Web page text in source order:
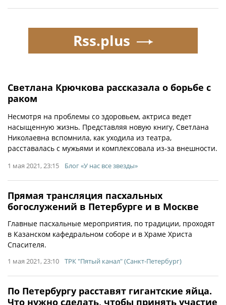
Светлана Крючкова рассказала о борьбе с
раком
Несмотря на проблемы со здоровьем, актриса ведет
насыщенную жизнь. Представляя новую книгу, Светлана
Николаевна вспомнила, как уходила из театра,
расставалась с мужьями и комплексовала из-за внешности.
1 мая 2021, 23:15 Блог «У нас все звезды»
Прямая трансляция пасхальных
богослужений в Петербурге и в Москве
Главные пасхальные мероприятия, по традиции, проходят
в Казанском кафедральном соборе и в Храме Христа
Спасителя.
1 мая 2021, 23:10 ТРК "Пятый канал" (Санкт-Петербург)
По Петербургу расставят гигантские яйца.
Что нужно сделать, чтобы принять участие
Rss.plus